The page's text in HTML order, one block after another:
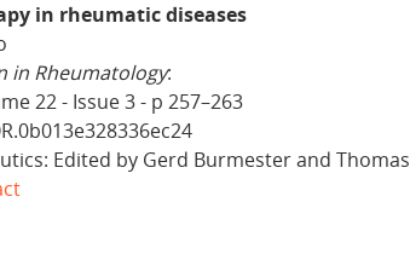
in rheumatic diseases
in Rheumatology:
22 - Issue 3 - p 257–263
Edited by Gerd Burmester and